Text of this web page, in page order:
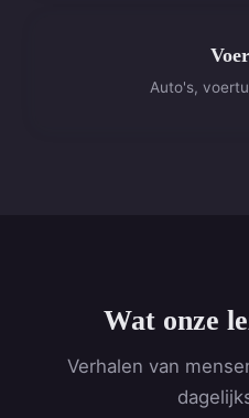
Auto's,
Wat onze
Verhalen van